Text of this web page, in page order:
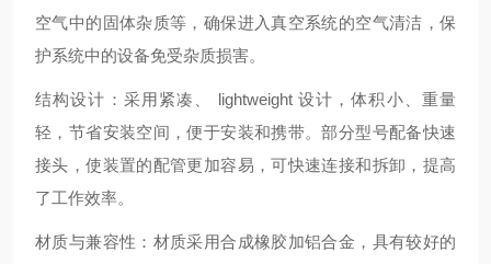
空气中的固体杂质等，确保进入真空系统的空气清洁，保
护系统中的设备免受杂质损害。
结构设计：采用紧凑、 lightweight 设计，体积小、重量
轻，节省安装空间，便于安装和携带。部分型号配备快速
接头，使装置的配管更加容易，可快速连接和拆卸，提高
了工作效率。
材质与兼容性：材质采用合成橡胶加铝合金，具有较好的